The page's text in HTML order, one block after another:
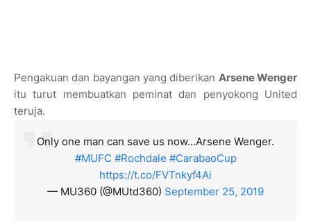
Pengakuan dan bayangan yang diberikan Arsene Wenger
itu turut membuatkan peminat dan penyokong United
teruja.
Only one man can save us now...Arsene Wenger.
#MUFC #Rochdale #CarabaoCup
https://t.co/FVTnkyf4Ai
— MU360 (@MUtd360) September 25, 2019